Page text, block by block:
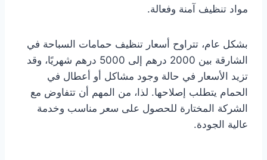
مواد تنظيف آمنة وفعالة.
بشكل عام، تتراوح أسعار تنظيف حمامات السباحة في
الشارقة بين 2000 درهم إلى 5000 درهم شهريًا، وقد
تزيد الأسعار في حالة وجود مشاكل أو أعطال في
الحمام يتطلب إصلاحها. لذا، من المهم أن تتفاوض مع
الشركة المختارة للحصول على سعر مناسب وخدمة
عالية الجودة.